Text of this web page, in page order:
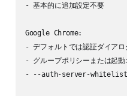
- 基本的に追加設定不要
Google Chrome:
- デフォルトでは認証ダイアロ
- グループポリシーまたは起
- --auth-server-